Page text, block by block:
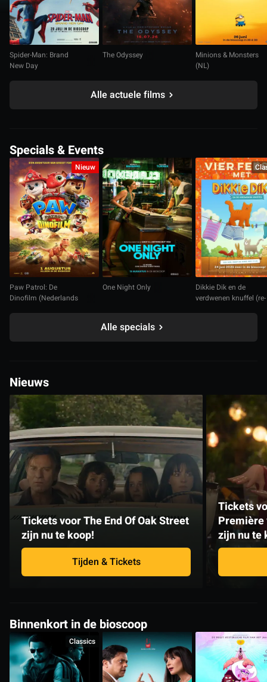
Spider-Man: Brand
New Day
The Odyssey
Minions & Monsters
(NL)
Alle actuele films
Specials & Events
Paw Patrol: De
Dinofilm (Nederlands
Nieuw
One Night Only
Dikkie Dik en de
verdwenen knuffel (re-
Alle specials
Nieuws
Tickets voor The End Of Oak Street
zijn nu te koop!
Tijden & Tickets
Tickets
Première
zijn nu te
Binnenkort in de bioscoop
Classics